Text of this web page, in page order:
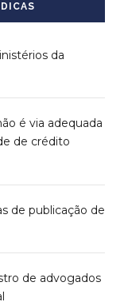
da
é via adequada
de crédito
de publicação de
de advogados